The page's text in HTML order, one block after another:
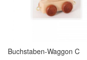
Buchstaben-Waggon C